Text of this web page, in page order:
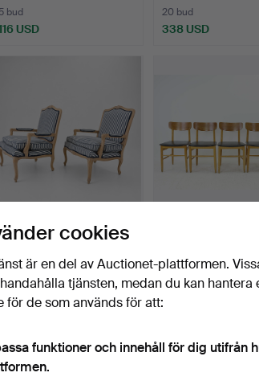
bud
USD
20 bud
338 USD
BERGÈRE, ett
Louis XV-stil.
16 jul 2026
bud
USD
Klubbades 16 jul 2026
3 bud
cookies
är en del av Auctionet-plattformen.
tjänsten, medan du kan hantera
för de som används för att:
funktioner och innehåll för dig utifrån